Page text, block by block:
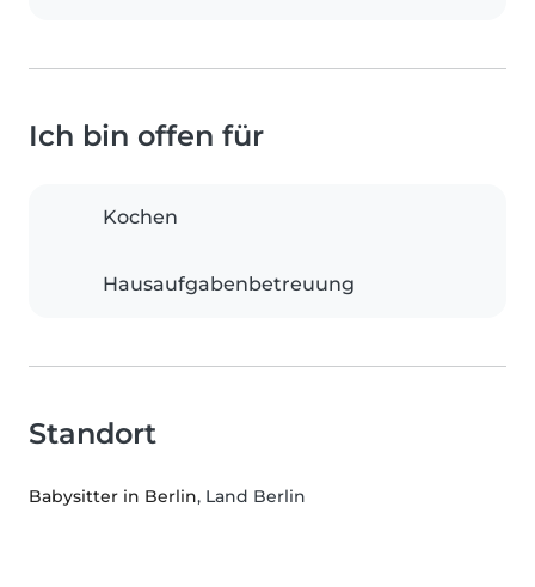
Ich bin offen für
Kochen
Hausaufgabenbetreuung
Standort
Babysitter in Berlin, Land Berlin